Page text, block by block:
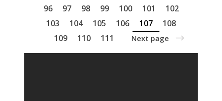
96
97 98 99 100 101
102
103
104 105 106 107
108
109
110 111 Next page